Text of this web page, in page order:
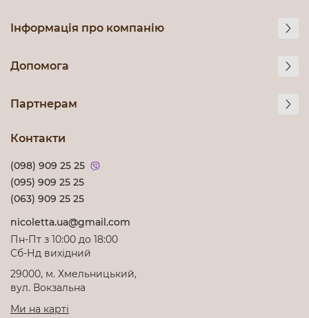
Інформація про компанію
Допомога
Партнерам
Контакти
(098) 909 25 25
(095) 909 25 25
(063) 909 25 25
nicoletta.ua@gmail.com
Пн-Пт з 10:00 до 18:00
Cб-Нд вихідний
29000, м. Хмельницький,
вул. Вокзальна
Ми на карті